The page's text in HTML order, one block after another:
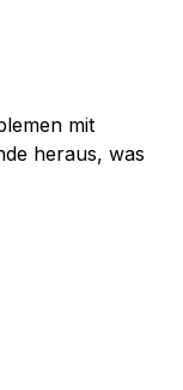
mit
heraus, was